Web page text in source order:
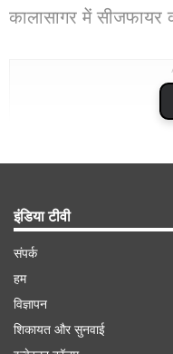
कालासागर में सीजफायर
दरअसल रूस और तुर्की
इंडिया टीवी
संपर्क
हम
विज्ञापन
शिकायत और सुनवाई